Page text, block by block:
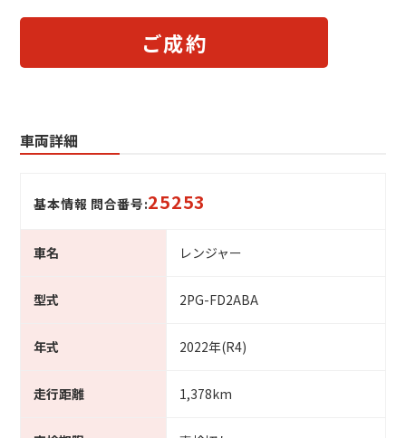
ご成約
車両詳細
基本情報 問合番号:25253
車名 レンジャー
型式 2PG-FD2ABA
年式 2022年(R4)
走行距離 1,378km